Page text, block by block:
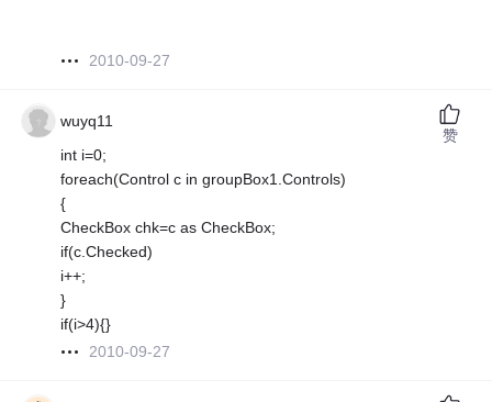
2010-09-27
wuyq11
int i=0;
foreach(Control c in groupBox1.Controls)
{
CheckBox chk=c as CheckBox;
if(c.Checked)
i++;
}
if(i>4){}
2010-09-27
赞